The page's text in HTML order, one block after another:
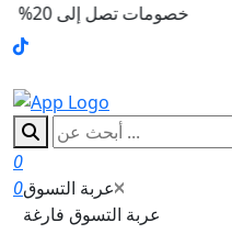
خصومات تصل إلى 20% على بعض
0
0عربة التسوق
عربة التسوق فارغة